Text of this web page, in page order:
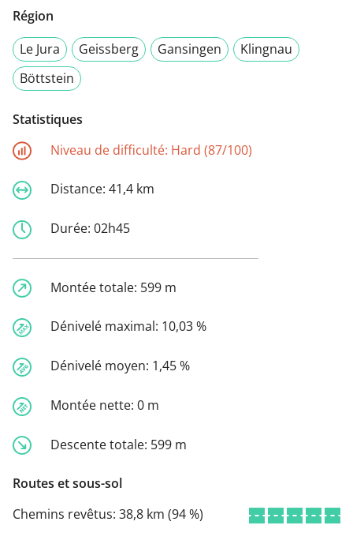
Région
Le Jura
Geissberg Gansingen
Klingnau
Böttstein
Statistiques
Niveau de difficulté: Hard (87/100)
Distance: 41,4 km
Durée: 02h45
Montée totale: 599 m
Dénivelé maximal: 10,03 %
Dénivelé moyen: 1,45 %
Montée nette: 0 m
Descente totale: 599 m
Routes et sous-sol
Chemins revêtus: 38,8 km (94 %)